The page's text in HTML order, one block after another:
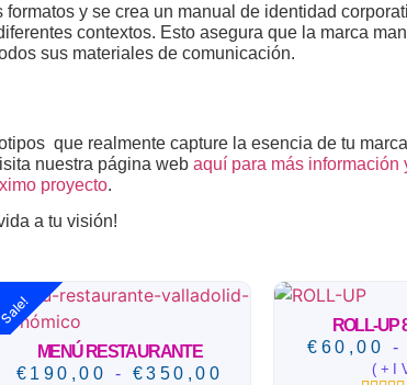
y se crea un manual de identidad
contextos. Esto asegura que la marca
sus materiales de comunicación.
que realmente capture la esencia de tu
nuestra página web aquí para más información
proyecto.
a tu visión!
Sale!
MENÚ RESTAURANTE
€ 190,00 - €350,00
ROLL-UP
€ 60,00 -